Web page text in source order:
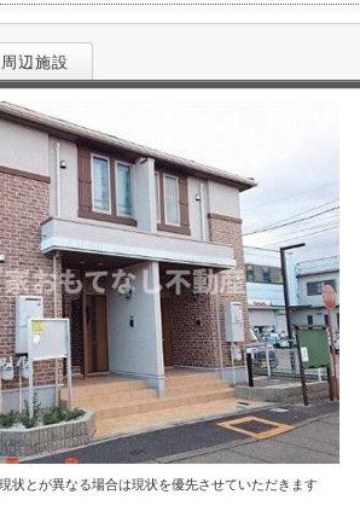
周辺施設
状とが異なる場合は現状を優先させていただきます